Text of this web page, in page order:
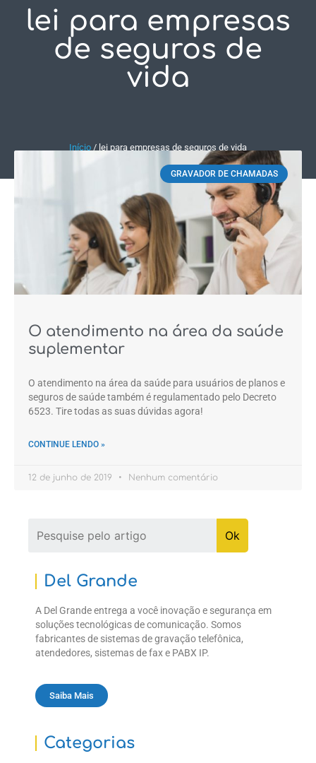
Fale Conosco
lei para empresas
de seguros de
vida
Início / lei para empresas de seguros de vida
GRAVADOR DE CHAMADAS
O atendimento na área da saúde
suplementar
O atendimento na área da saúde para usuários de planos e
seguros de saúde também é regulamentado pelo Decreto
6523. Tire todas as suas dúvidas agora!
CONTINUE LENDO »
12 de junho de 2019 Nenhum comentário
Del Grande
A Del Grande entrega a você inovação e segurança em
soluções tecnológicas de comunicação. Somos
fabricantes de sistemas de gravação telefônica,
atendedores, sistemas de fax e PABX IP.
Saiba Mais
Categorias